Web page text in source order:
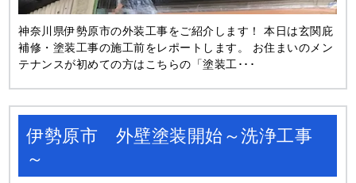
神奈川県伊勢原市の外装工事をご紹介します！ 本日は玄関庇
補修・塗装工事の施工前をレポートします。 お住まいのメン
テナンスが初めての方はこちらの「塗装工･･･
伊勢原市 外壁塗装開始～洗浄工事
～